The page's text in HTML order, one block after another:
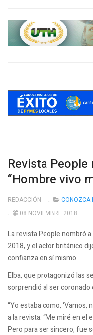
Revista
“Hombre vivo
REDACCIÓN
CONOZCA
08 NOVIEMBRE 2018
La revista People nombró a
2018, y el actor británico
confianza en sí mismo.
Elba, que protagonizó las
sorprendió al ser coronado
“Yo estaba como, ‘Vamos,
a la revista. “Me miré en el
Pero para ser sincero, fue